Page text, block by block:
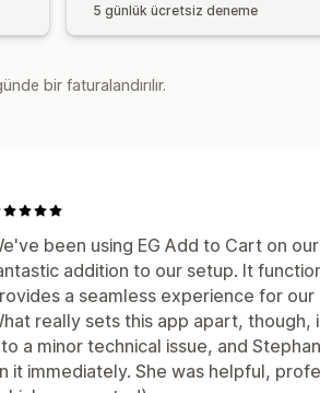
5 günlük ücretsiz deneme
bir faturalandırılır.
been using EG Add to Cart on
addition to our setup. It
a seamless experience for our
really sets this app apart, though,
a minor technical issue, and
it immediately. She was helpful,